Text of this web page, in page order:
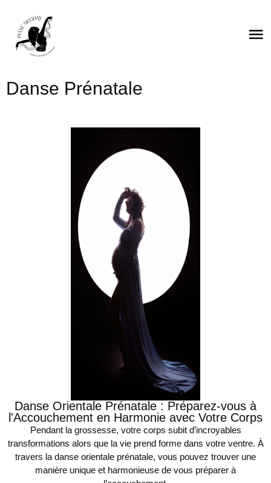
Danse Prénatale
Danse Orientale Prénatale : Préparez-vous à
l'Accouchement en Harmonie avec Votre Corps
Pendant la grossesse, votre corps subit d’incroyables
transformations alors que la vie prend forme dans votre ventre. À
travers la danse orientale prénatale, vous pouvez trouver une
manière unique et harmonieuse de vous préparer à